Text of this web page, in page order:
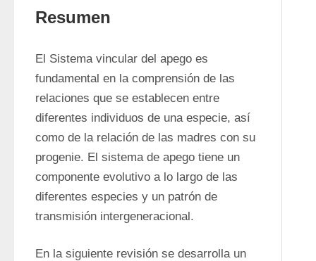
Resumen
El Sistema vincular del apego es
fundamental en la comprensión de las
relaciones que se establecen entre
diferentes individuos de una especie, así
como de la relación de las madres con su
progenie. El sistema de apego tiene un
componente evolutivo a lo largo de las
diferentes especies y un patrón de
transmisión intergeneracional.
En la siguiente revisión se desarrolla un